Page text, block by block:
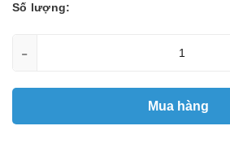
Số lượng:
-
Mua hàng